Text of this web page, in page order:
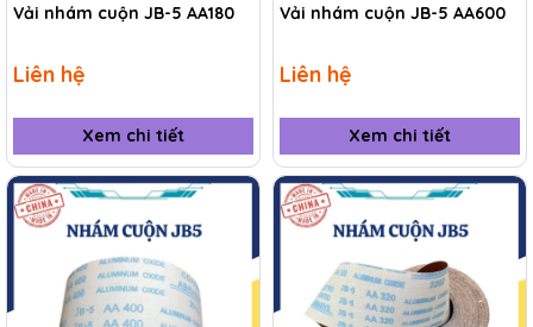
Vải nhám cuộn JB-5 AA180
Liên hệ
Xem chi tiết
Vải nhám cuộn JB-5 AA600
Liên hệ
Xem chi tiết